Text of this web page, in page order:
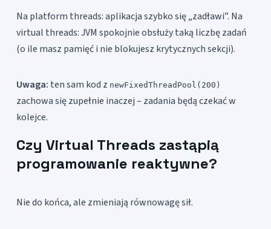
Na platform threads: aplikacja szybko się „zadławi”. Na
virtual threads: JVM spokojnie obsłuży taką liczbę zadań
(o ile masz pamięć i nie blokujesz krytycznych sekcji).
Uwaga: ten sam kod z newFixedThreadPool(200)
zachowa się zupełnie inaczej – zadania będą czekać w
kolejce.
Czy Virtual Threads zastąpią
programowanie reaktywne?
Nie do końca, ale zmieniają równowagę sił.